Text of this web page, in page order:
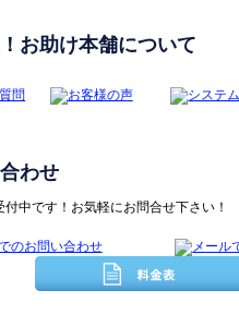
お助け本舗について
わせ